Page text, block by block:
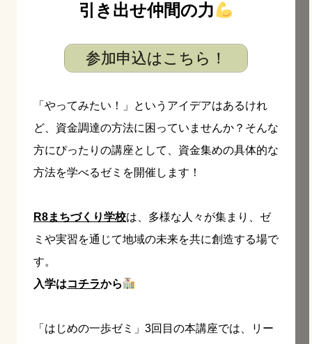
引き出せ仲間の力
参加申込はこちら！
「やってみたい！」というアイデアはあるけれ
ど、資金調達の方法に困っていませんか？そんな
方にぴったりの講座として、資金集めの具体的な
方法を学べるゼミを開催します！
R8まちづくり学校は、多様な人々が集まり、ゼ
ミや実習を通じて地域の未来を共に創造する場で
す。
入学はコチラから
「はじめの一歩ゼミ」3回目の本講座では、リー